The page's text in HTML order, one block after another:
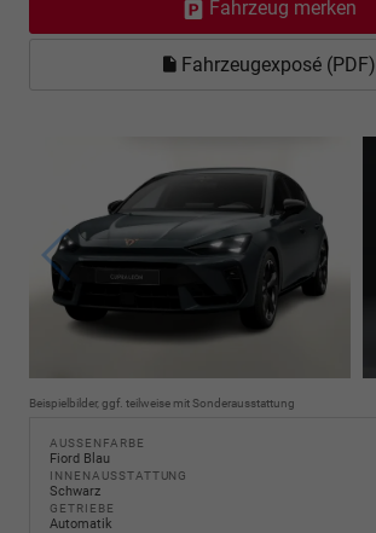
Fahrzeug merken
Fahrzeugexposé (PDF)
Beispielbilder, ggf. teilweise mit Sonderausstattung
AUSSENFARBE
Fiord Blau
INNENAUSSTATTUNG
Schwarz
GETRIEBE
Automatik